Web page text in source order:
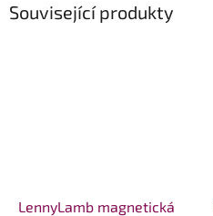
Související produkty
LennyLamb magnetická